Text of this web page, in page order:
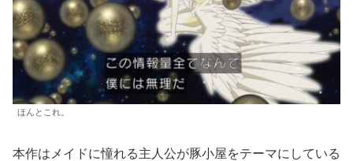
ほんとこれ。
本作はメイドに憧れる主人公が豚小屋をテーマにしている